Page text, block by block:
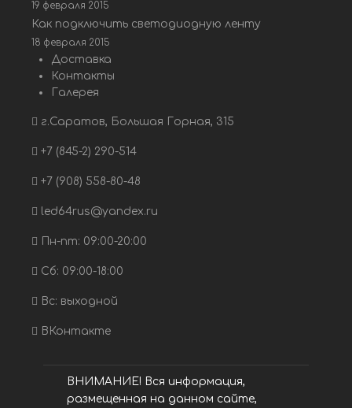
19 февраля 2015
Как подключить светодиодную ленту
18 февраля 2015
Доставка
Контакты
Галерея
г.Саратов, Большая Горная, 315
+7 (845-2) 290-514
+7 (908) 558-80-48
led64rus@yandex.ru
Пн-пт: 09:00-20:00
Сб: 09:00-18:00
Вс: выходной
ВКонтакте
ВНИМАНИЕ! Вся информация,
размещенная на данном сайте,